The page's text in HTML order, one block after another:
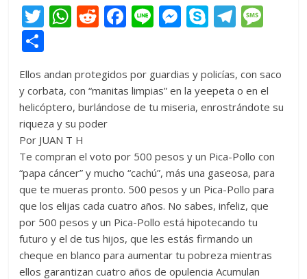
T
er
W
s
A
p
p
R
di
t
F
b
o
k
Li M
e
n
er
S
p
e
T
gr
a
a
g
m
p
ar
ti
r
Ellos andan protegidos por guardias y policías, con saco
y corbata, con “manitas limpias” en la yeepeta o en el
helicóptero, burlándose de tu miseria, enrostrándote su
riqueza y su poder
Por JUAN T H
Te compran el voto por 500 pesos y un Pica-Pollo con
“papa cáncer” y mucho “cachú”, más una gaseosa, para
que te mueras pronto. 500 pesos y un Pica-Pollo para
que los elijas cada cuatro años. No sabes, infeliz, que
por 500 pesos y un Pica-Pollo está hipotecando tu
futuro y el de tus hijos, que les estás firmando un
cheque en blanco para aumentar tu pobreza mientras
ellos garantizan cuatro años de opulencia Acumulan